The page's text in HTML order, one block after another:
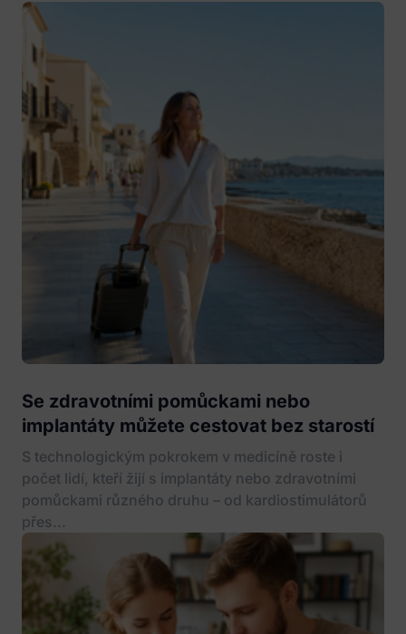
Se zdravotními pomůckami nebo
implantáty můžete cestovat bez starostí
S technologickým pokrokem v medicíně roste i
počet lidí, kteří žijí s implantáty nebo zdravotními
pomůckami různého druhu – od kardiostimulátorů
přes...